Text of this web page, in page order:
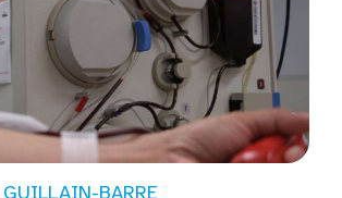
BARRE